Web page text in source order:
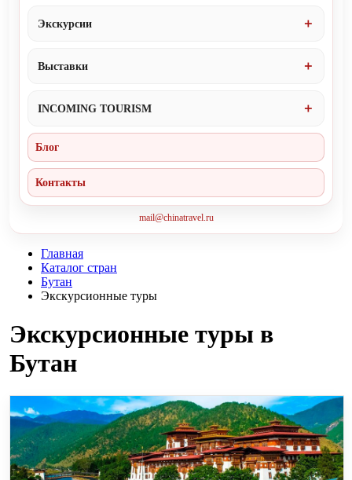
Экскурсии
Выставки
INCOMING TOURISM
Блог
Контакты
mail@chinatravel.ru
Главная
Каталог стран
Бутан
Экскурсионные туры
Экскурсионные туры в
Бутан